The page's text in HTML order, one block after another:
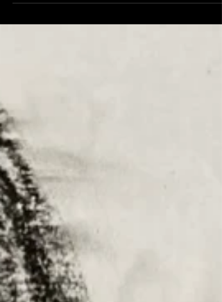
ぱいで閉店することになりました。 コロナ前